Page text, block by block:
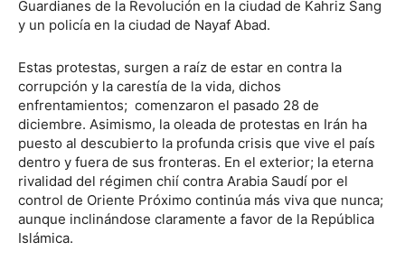
Guardianes de la Revolución en la ciudad de Kahriz Sang
y un policía en la ciudad de Nayaf Abad.
Estas protestas, surgen a raíz de estar en contra la
corrupción y la carestía de la vida, dichos
enfrentamientos; comenzaron el pasado 28 de
diciembre. Asimismo, la oleada de protestas en Irán ha
puesto al descubierto la profunda crisis que vive el país
dentro y fuera de sus fronteras. En el exterior; la eterna
rivalidad del régimen chií contra Arabia Saudí por el
control de Oriente Próximo continúa más viva que nunca;
aunque inclinándose claramente a favor de la República
Islámica.